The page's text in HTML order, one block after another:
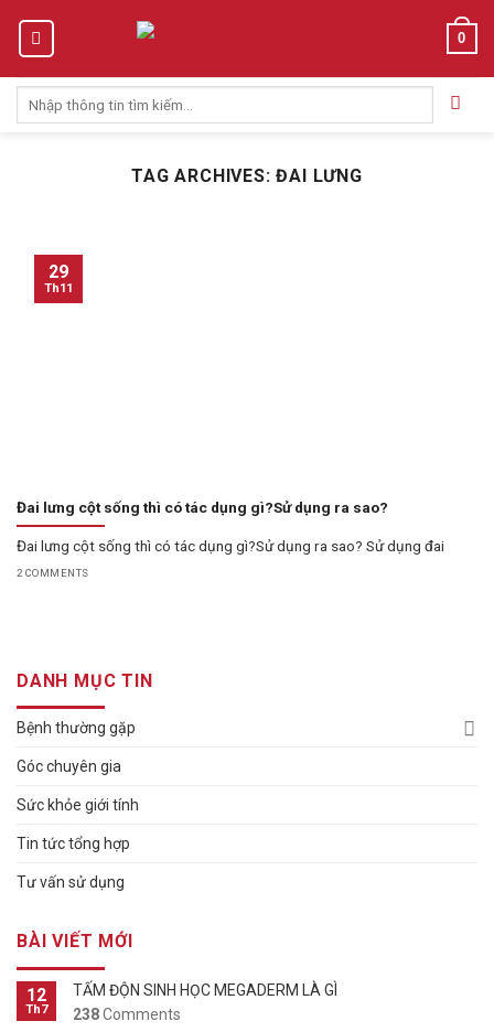
0
kiếm:
TAG ARCHIVES:ĐAI LƯNG
Đai lưng cột sống thì có tác dụng gì?Sử dụng ra sao?
Đai lưng cột sống thì có tác dụng gì?Sử dụng ra sao? Sử dụng đai
2 COMMENTS
29
Th11
DANH MỤC TIN
Bệnh thường gặp
Góc chuyên gia
Sức khỏe giới tính
Tin tức tổng hợp
Tư vấn sử dụng
BÀI VIẾT MỚI
12
Th7
TẤM ĐỘN SINH HỌC MEGADERM LÀ GÌ
238Comments